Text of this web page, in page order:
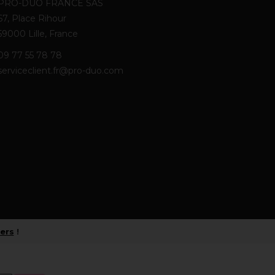
DUO FRANCE SAS
Place Rihour
Lille, France
77 55 78 78
duo.com
!